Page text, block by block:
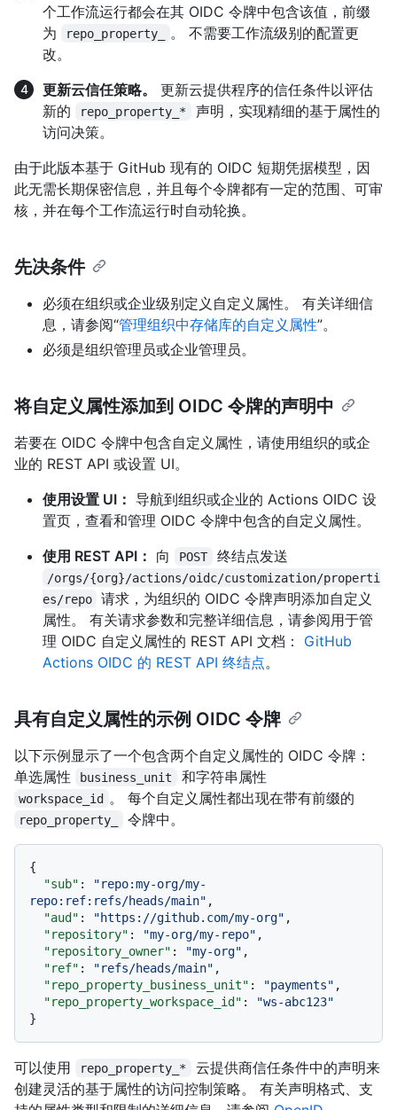
个工作流运行都会在其 OIDC 令牌中包含该值，前缀
为
repo_property_
。 不需要工作流级别的配置更
改。
更新云信任策略。
更新云提供程序的信任条件以评估
新的
repo_property_*
声明，实现精细的基于属性的
访问决策。
由于此版本基于 GitHub 现有的 OIDC 短期凭据模型，因
此无需长期保密信息，并且每个令牌都有一定的范围、可审
核，并在每个工作流运行时自动轮换。
先决条件
必须在组织或企业级别定义自定义属性。 有关详细信
息，请参阅“管理组织中存储库的自定义属性”。
必须是组织管理员或企业管理员。
将自定义属性添加到 OIDC 令牌的声明中
若要在 OIDC 令牌中包含自定义属性，请使用组织的或企
业的 REST API 或设置 UI。
使用设置 UI： 导航到组织或企业的 Actions OIDC 设
置页，查看和管理 OIDC 令牌中包含的自定义属性。
使用 REST API： 向 POST 终结点发送
/orgs/{org}/actions/oidc/customization/properti
es/repo
请求，为组织的 OIDC 令牌声明添加自定义
属性。 有关请求参数和完整详细信息，请参阅用于管
理 OIDC 自定义属性的 REST API 文档： GitHub
Actions OIDC 的 REST API 终结点。
具有自定义属性的示例 OIDC 令牌
以下示例显示了一个包含两个自定义属性的 OIDC 令牌：
单选属性
business_unit 和字符串属性
workspace_id 。 每个自定义属性都出现在带有前缀的
repo_property_ 令牌中。
{
"sub" :
"repo:my-org/my-
repo:ref:refs/heads/main" ,
"aud" : "https://github.com/my-org" ,
"repository" : "my-org/my-repo" ,
"repository_owner" : "my-org" ,
"ref" : "refs/heads/main" ,
"repo_property_business_unit" : "payments" ,
"repo_property_workspace_id" :
"ws-abc123"
}
可以使用 repo_property_*
云提供商信任条件中的声明来
创建灵活的基于属性的访问控制策略。 有关声明格式、支